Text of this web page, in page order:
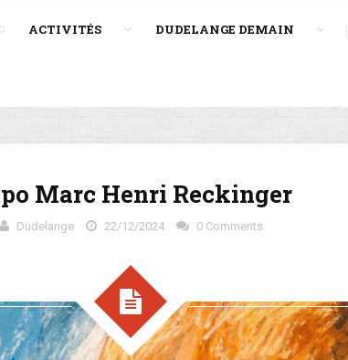
ACTIVITÉS DUDELANGE DEMAIN
Marc Henri Reckinger
Dudelange 22/12/2024 0 Comments